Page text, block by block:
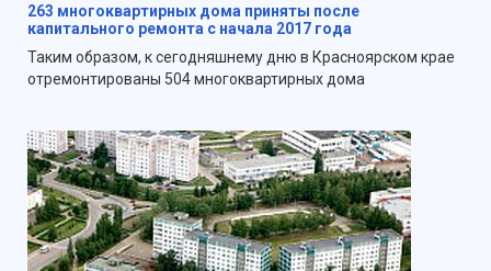
263 многоквартирных дома приняты после
капитального ремонта с начала 2017 года
Таким образом, к сегодняшнему дню в Красноярском крае
отремонтированы 504 многоквартирных дома